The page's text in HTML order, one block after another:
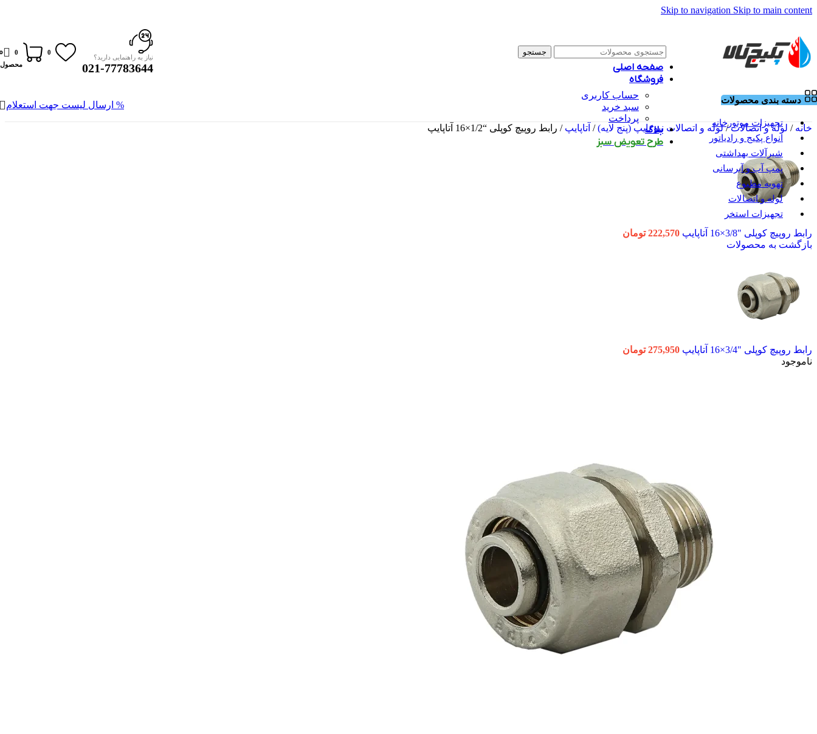
Skip to navigation Skip to main content
جستجو
نیاز به راهنمایی دارید؟
021-77783644
0
0
محصول
دسته بندی محصولات
تجهیزات موتورخانه
انواع پکیج و رادیاتور
شیرآلات بهداشتی
پمپ آب و آبرسانی
تهویه مطبوع
لوله و اتصالات
تجهیزات استخر
صفحه اصلی
فروشگاه
حساب کاربری
سبد خرید
پرداخت
بلاگ
طرح تعویض سبز
% ارسال لیست جهت استعلام
خانه/ لوله و اتصالات/ لوله و اتصالات نیو پایپ (پنج لایه)/ آتاپایپ/ رابط روپیچ کوپلی “1/2×16 آتاپایپ
رابط روپیچ کوپلی "3/8×16 آتاپایپ 222,570 تومان
بازگشت به محصولات
رابط روپیچ کوپلی "3/4×16 آتاپایپ 275,950 تومان
ناموجود